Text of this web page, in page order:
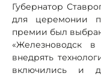
Губернатор
для церемонии
премии был
«Железноводск
внедрять
включились и